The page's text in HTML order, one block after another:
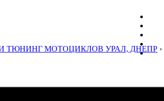
И ТЮНИНГ МОТОЦИКЛОВ УРАЛ, ДНЕПР ›